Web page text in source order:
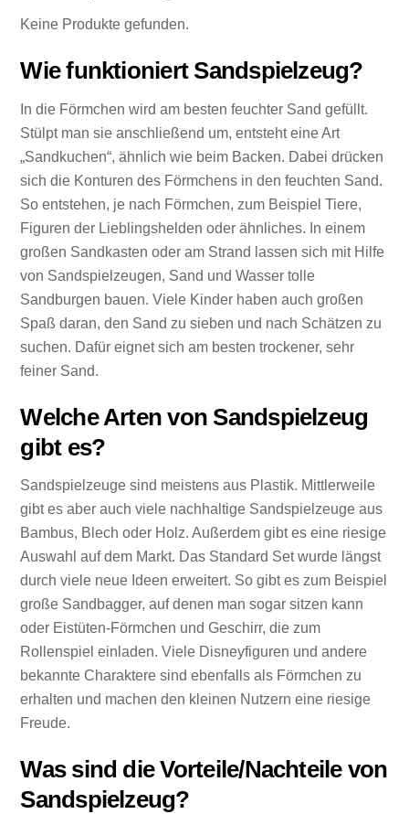
Keine Produkte gefunden.
Wie funktioniert Sandspielzeug?
In die Förmchen wird am besten feuchter Sand gefüllt.
Stülpt man sie anschließend um, entsteht eine Art
„Sandkuchen“, ähnlich wie beim Backen. Dabei drücken
sich die Konturen des Förmchens in den feuchten Sand.
So entstehen, je nach Förmchen, zum Beispiel Tiere,
Figuren der Lieblingshelden oder ähnliches. In einem
großen Sandkasten oder am Strand lassen sich mit Hilfe
von Sandspielzeugen, Sand und Wasser tolle
Sandburgen bauen. Viele Kinder haben auch großen
Spaß daran, den Sand zu sieben und nach Schätzen zu
suchen. Dafür eignet sich am besten trockener, sehr
feiner Sand.
Welche Arten von Sandspielzeug
gibt es?
Sandspielzeuge sind meistens aus Plastik. Mittlerweile
gibt es aber auch viele nachhaltige Sandspielzeuge aus
Bambus, Blech oder Holz. Außerdem gibt es eine riesige
Auswahl auf dem Markt. Das Standard Set wurde längst
durch viele neue Ideen erweitert. So gibt es zum Beispiel
große Sandbagger, auf denen man sogar sitzen kann
oder Eistüten-Förmchen und Geschirr, die zum
Rollenspiel einladen. Viele Disneyfiguren und andere
bekannte Charaktere sind ebenfalls als Förmchen zu
erhalten und machen den kleinen Nutzern eine riesige
Freude.
Was sind die Vorteile/Nachteile von
Sandspielzeug?